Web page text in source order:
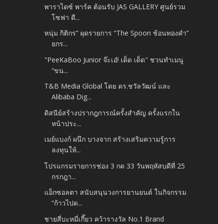
พาราไดซ์ พาร์ค ต้อนรับ JAS GALLERY ศูนย์รวม
โซฟา ดี...
หนุ่ม กิติกร” ผุดรายการ “The Spoon ช้อนทองคำ”
ยกร...
"PeeKaBoo Junior จ๊ะเอ๋! เด็ด เด็ด" ชวนทำเมนู
“ขน...
T&B Media Global โดย ดร.ชวัลวัฒน์ และ
Alibaba Dig...
ดิสนีย์สร้างปรากฎการณ์ครั้งสำคัญ ครั้งแรกใน
หน้าประ...
เมย์แบงก์ ผนึก บางจาก สร้างเสริมความรู้การ
ลงทุนให้...
โปรแกรมรายการช่อง 3 กด 33 วันพฤหัสบดีที่ 25
กรกฎา...
แอ็กซอลตา สนับสนุนวงการยานยนต์ ในกิจกรรม
“ก้าวไปด...
ชายสี่บะหมี่เกี๊ยว คว้ารางวัล No.1 Brand